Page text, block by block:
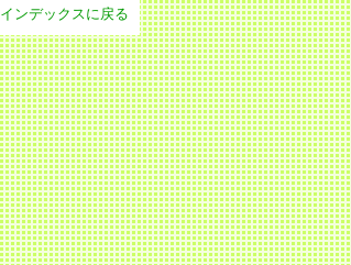
インデックスに戻る